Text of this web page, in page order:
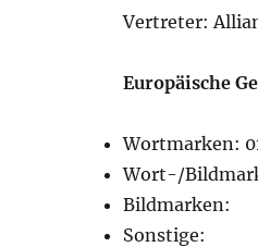
Vertreter:
Europäische
Wortmarken:
Wort-/
Bildmarken:
Sonstige: